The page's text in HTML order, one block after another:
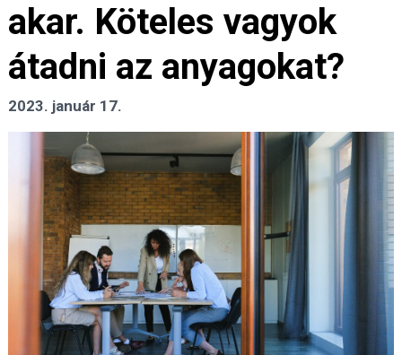
akar. Köteles vagyok
átadni az anyagokat?
2023. január 17.